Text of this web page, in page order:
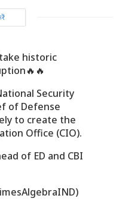
historic
Security
of Defense
to create the
Office (CIO).
of ED and CBI